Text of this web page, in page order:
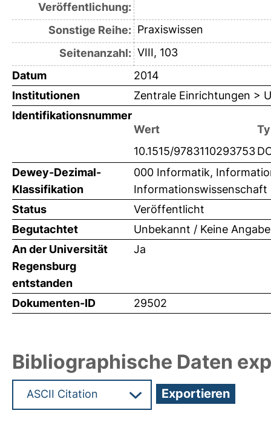
Veröffentlichung:
Sonstige Reihe: Praxiswissen
Seitenanzahl: VIII, 103
Datum
2014
Institutionen
Zentrale Einrichtungen >
Identifikationsnummer
Wert
10.1515/9783110293753
Dewey-Dezimal-
Klassifikation
000 Informatik,
Informationswissenschaft
Status
Veröffentlicht
Begutachtet
Unbekannt / Keine Angabe
An der Universität
Regensburg
entstanden
Ja
Dokumenten-ID 29502
Bibliographische Daten